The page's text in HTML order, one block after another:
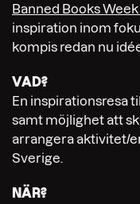
Banned Books
inspiration inom
kompis redan nu
VAD?
En inspirationsresa
samt möjlighet att
arrangera aktivitet/
Sverige.
NÄR?